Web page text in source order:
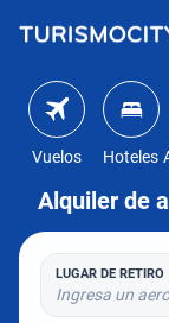
Vuelos Hoteles
Alquiler de
LUGAR DE RETIRO
Ingresa un